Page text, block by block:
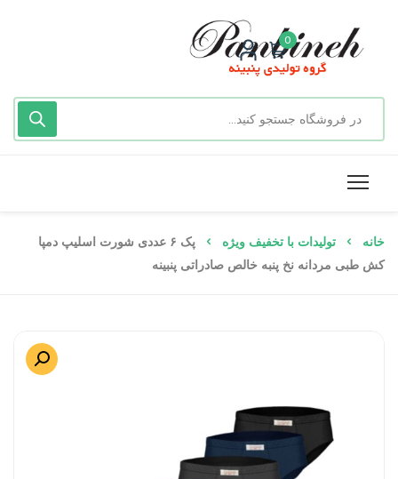
0
خانه تولیدات با تخفیف ویژه
پک ۶ عددی شورت اسلیپ دمپا
کش طبی مردانه نخ پنبه خالص صادراتی پنبینه